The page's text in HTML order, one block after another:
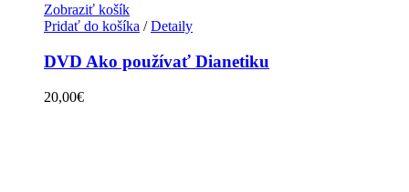
Zobraziť košík
Pridať do košíka / Detaily
DVD Ako používať Dianetiku
20,00€